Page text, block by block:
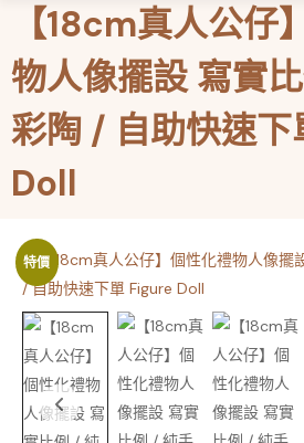
【18cm真人公仔
物人像擺設 寫實
彩陶 / 自助快速
Doll
特價